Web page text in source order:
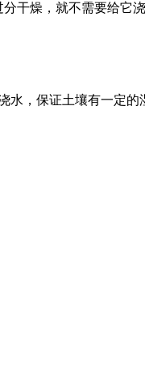
干燥，就不需要给它
水，保证土壤有一定